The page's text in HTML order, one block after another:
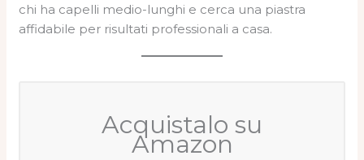
chi ha capelli medio-lunghi e cerca una piastra
affidabile per risultati professionali a casa.
Acquistalo su
Amazon